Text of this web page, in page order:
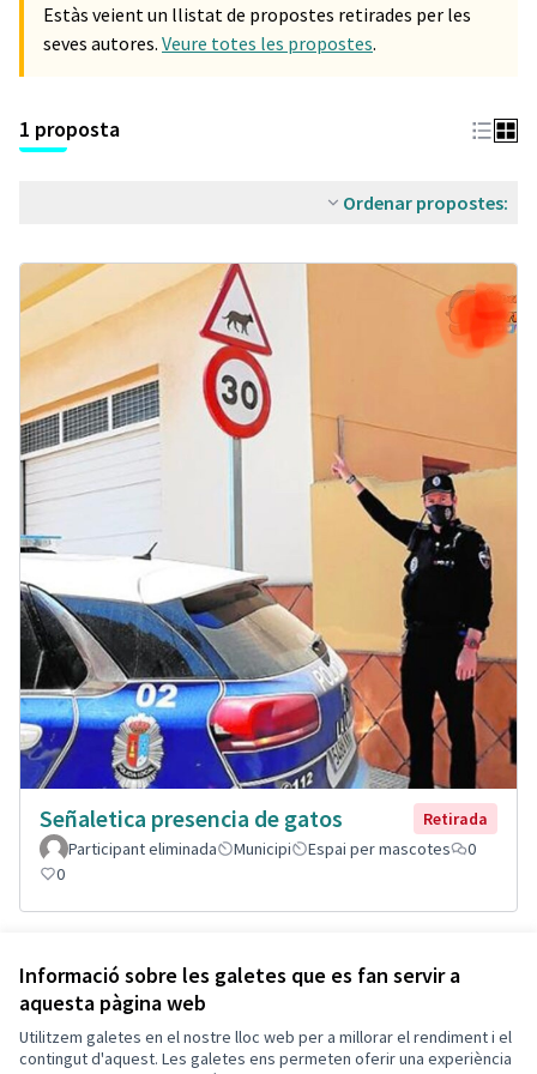
Informació sobre les galetes que es fan servir a
aquesta pàgina web
Utilitzem galetes en el nostre lloc web per a millorar el rendiment i el
contingut d'aquest. Les galetes ens permeten oferir una experiència
Estàs veient un llistat de propostes retirades per les
seves autores. Veure totes les propostes.
1 proposta
Ordenar propostes:
Señaletica presencia de gatos
Retirada
Participant eliminada
Municipi Espai per mascotes
0
0
Veure totes les propostes
Termes i condicions d'ús
Configuració de les galetes